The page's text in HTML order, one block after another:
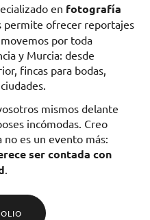
en fotografía
permite ofrecer reportajes
por toda
y Murcia: desde
fincas para bodas,
mismos delante
incómodas. Creo
es un evento más:
ser contada con